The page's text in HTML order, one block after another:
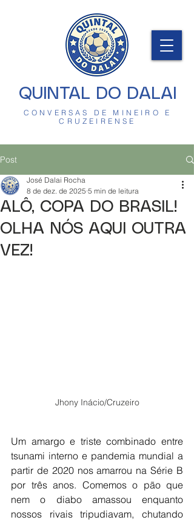
QUINTAL DO DALAI
CONVERSAS DE MINEIRO E
CRUZEIRENSE
Post
ALÔ, COPA DO BRASIL!
OLHA NÓS AQUI OUTRA
VEZ!
José Dalai Rocha
8 de dez. de 2025 5 min de leitura
Jhony Inácio/Cruzeiro
Um amargo e triste combinado entre
tsunami interno e pandemia mundial a
partir de 2020 nos amarrou na Série B
por três anos. Comemos o pão que
nem o diabo amassou enquanto
nossos rivais tripudiavam, chutando